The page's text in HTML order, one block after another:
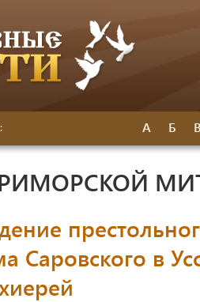
А Б
Саровского в